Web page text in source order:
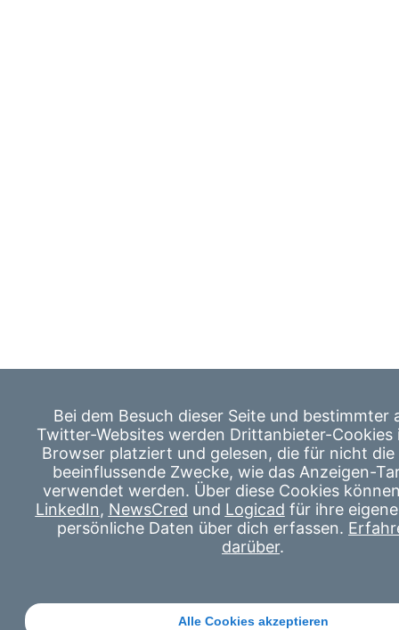
Bei dem Besuch dieser Seite und bestimmter
Twitter-Websites werden Drittanbieter-Cookies
Browser platziert und gelesen, die für nicht die
beeinflussende Zwecke, wie das Anzeigen-
verwendet werden. Über diese Cookies
LinkedIn, NewsCred und Logicad für ihre
persönliche Daten über dich erfassen.
darüber.
Alle Cookies akzeptieren